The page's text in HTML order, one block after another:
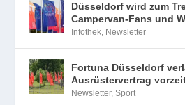
Düsseldorf wird zum
Campervan-Fans und
Infothek, Newsletter
Fortuna Düsseldorf
Ausrüstervertrag
Newsletter,Sport